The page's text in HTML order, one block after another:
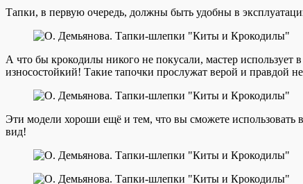
Тапки, в первую очередь, должны быть удобны в
А что бы крокодилы никого не покусали, мастер
износостойкий! Такие тапочки прослужат верой и правдой
Эти модели хороши ещё и тем, что вы сможете использовать
вид!